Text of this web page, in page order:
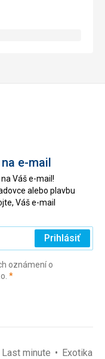
e-mail
Váš e-mail!
alebo plavbu
Váš e-mail
Prihlásiť
oznámení o
*(povinné)
Last minute
Exotika